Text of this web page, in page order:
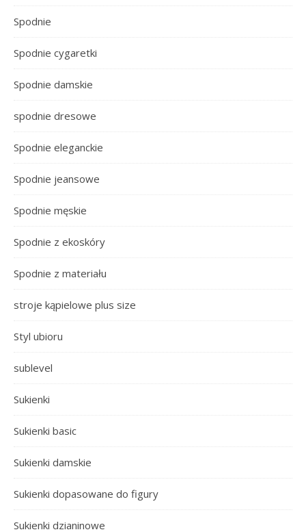
Spodnie
Spodnie cygaretki
Spodnie damskie
spodnie dresowe
Spodnie eleganckie
Spodnie jeansowe
Spodnie męskie
Spodnie z ekoskóry
Spodnie z materiału
stroje kąpielowe plus size
Styl ubioru
sublevel
Sukienki
Sukienki basic
Sukienki damskie
Sukienki dopasowane do figury
Sukienki dzianinowe